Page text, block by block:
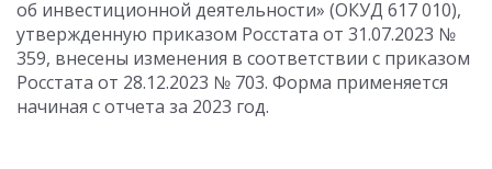
об инвестиционной деятельности» (ОКУД 617 010),
утвержденную приказом Росстата от 31.07.2023 №
359, внесены изменения в соответствии с приказом
Росстата от 28.12.2023 № 703. Форма применяется
начиная с отчета за 2023 год.